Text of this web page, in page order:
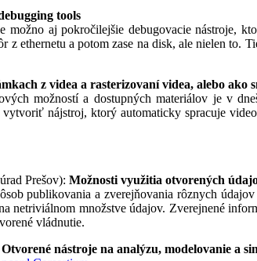
tools
možno aj pokročilejšie debugovacie nástroje,
z ethernetu a potom zase na disk, ale nielen
z videa a rasterizovaní videa, alebo ako
možností a dostupných materiálov je v
nájstroj, ktorý automaticky spracuje
Prešov): Možnosti využitia otvorených
publikovania a zverejňovania rôznych
netriviálnom množstve údajov. Zverejnené
vládnutie.
Otvorené nástroje na analýzu, modelovanie a